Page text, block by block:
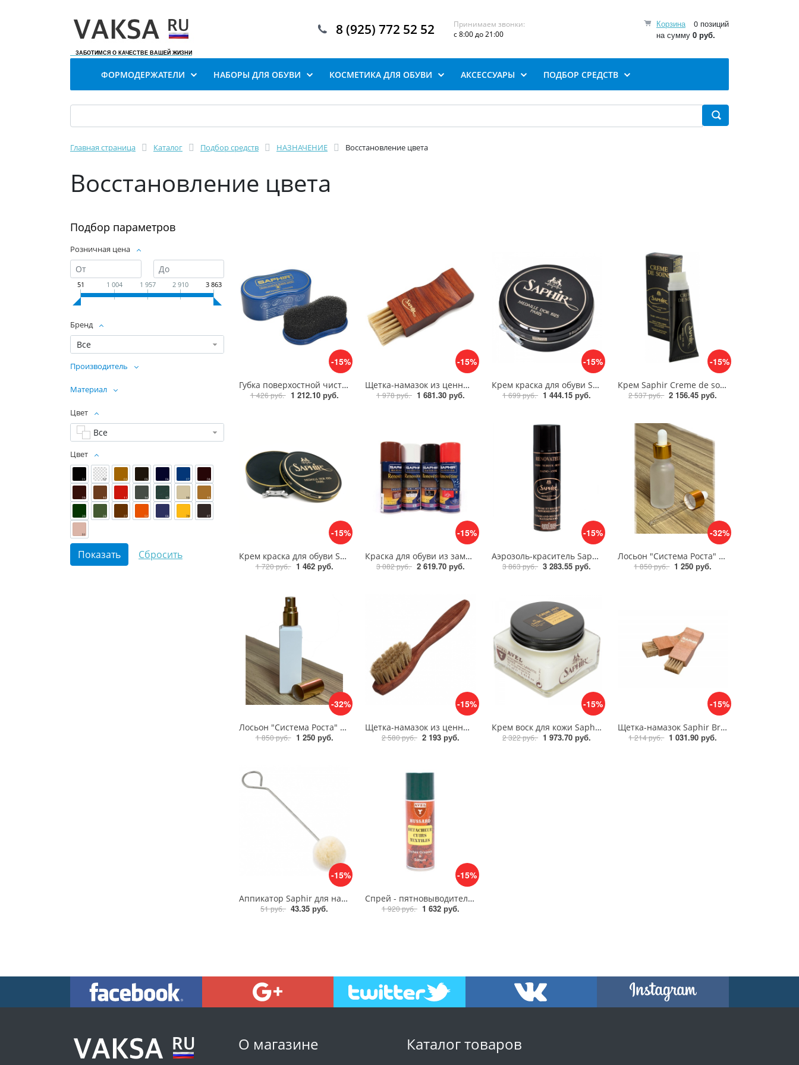
ЗАБОТИМСЯ О КАЧЕСТВЕ ВАШЕЙ ЖИЗНИ
Корзина
0 позиций
на сумму 0 руб.
8 (925) 772 52 52
Принимаем звонки:
с 8:00 до 21:00
ФОРМОДЕРЖАТЕЛИ НАБОРЫ ДЛЯ ОБУВИ КОСМЕТИКА ДЛЯ ОБУВИ АКСЕССУАРЫ ПОДБОР СРЕДСТВ
Главная страница Каталог Подбор средств НАЗНАЧЕНИЕ Восстановление цвета
Восстановление цвета
Подбор параметров
Розничная цена
51 1 004 1 957 2 910 3 863
Бренд
Все
Производитель
Материал
Цвет
Все
Цвет
-15%
Губка поверхостной чистки замши, велюра Saphir Nettoyant cleaner
1 426 руб. 1 212.10 руб.
-15%
Щетка-намазок из ценных пород дерева Saphir Brosse Pommadier
1 978 руб. 1 681.30 руб.
-15%
Крем краска для обуви Saphir Medaille d'or 1925 Pate de luxe 50 ml
1 699 руб. 1 444.15 руб.
-15%
Крем Saphir Creme de soins
2 537 руб. 2 156.45 руб.
-15%
Крем краска для обуви Saphir Medaille d'or 1925 Pate de luxe 100ml
1 720 руб. 1 462 руб.
-15%
Краска для обуви из замши Saphir Renovetine Special Daim Nubuck, 200 мл.
3 082 руб. 2 619.70 руб.
-15%
Аэрозоль-краситель Saphir Renovateur diam nubuck suede
3 863 руб. 3 283.55 руб.
-32%
Лосьон "Система Роста" флакон с пипеткой, 20 мл
1 850 руб. 1 250 руб.
-32%
Лосьон "Система Роста" спрей, 20 мл
1 850 руб. 1 250 руб.
-15%
Щетка-намазок из ценных пород дерева Saphir Brosse Spatule Grand Modle
2 580 руб. 2 193 руб.
-15%
Крем воск для кожи Saphir Pommadier
2 322 руб. 1 973.70 руб.
-15%
Щетка-намазок Saphir Brosse Pommadier
1 214 руб. 1 031.90 руб.
-15%
Аппикатор Saphir для нанесения косметики
51 руб. 43.35 руб.
-15%
Спрей - пятновыводитель Avel Hussard Detacheur Cuirs Textiles, 200ml
1 920 руб. 1 632 руб.
О магазине Каталог товаров